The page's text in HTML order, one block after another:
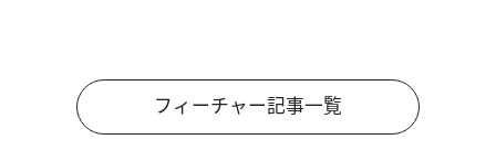
フィーチャー記事一覧